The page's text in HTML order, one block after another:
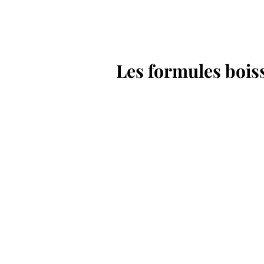
Les formules